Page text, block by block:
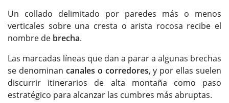
Un collado delimitado por paredes más o menos
verticales sobre una cresta o arista rocosa recibe el
nombre de brecha.
Las marcadas líneas que dan a parar a algunas brechas
se denominan canales o corredores, y por ellas suelen
discurrir itinerarios de alta montaña como paso
estratégico para alcanzar las cumbres más abruptas.